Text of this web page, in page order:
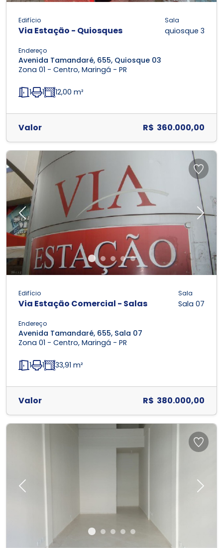
Edifício
Via Estação - Quiosques
Sala
quiosque 3
Endereço
Avenida Tamandaré, 655, Quiosque 03
Zona 01 - Centro, Maringá - PR
1 1 12,00 m²
Valor R$ 360.000,00
Previous Next
Edifício
Via Estação Comercial - Salas
Sala
Sala 07
Endereço
Avenida Tamandaré, 655, Sala 07
Zona 01 - Centro, Maringá - PR
1 1 33,91 m²
Valor R$ 380.000,00
Previous Next